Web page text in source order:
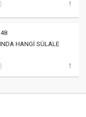
HANGİ SÜLALE